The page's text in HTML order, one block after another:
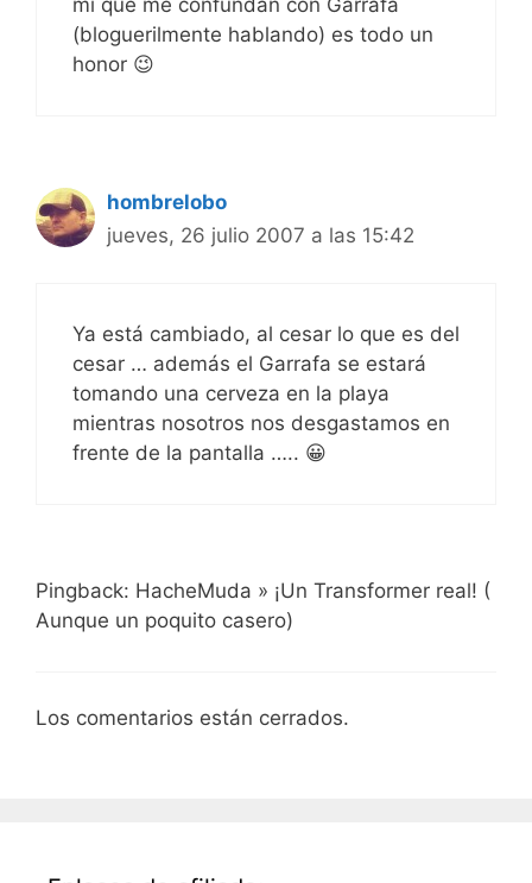
(bloguerilmente hablando) es todo un
honor 😉
hombrelobo
jueves, 26 julio 2007 a las 15:42
Ya está cambiado, al cesar lo que es del
cesar … además el Garrafa se estará
tomando una cerveza en la playa
mientras nosotros nos desgastamos en
frente de la pantalla ….. 😀
Pingback: HacheMuda » ¡Un Transformer real! (
Aunque un poquito casero)
Los comentarios están cerrados.